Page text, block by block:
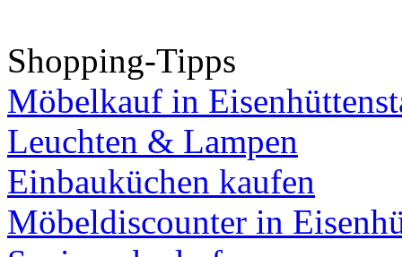
Shopping-Tipps
Möbelkauf in
Leuchten & Lampen
Einbauküchen kaufen
Möbeldiscounter in